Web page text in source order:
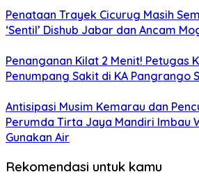
Penataan Trayek Cicurug Masih
‘Sentil’ Dishub Jabar dan Ancam
Penanganan Kilat 2 Menit! Petugas
Penumpang Sakit di KA Pangrango
Antisipasi Musim Kemarau dan
Perumda Tirta Jaya Mandiri Imbau
Gunakan Air
Rekomendasi untuk kamu